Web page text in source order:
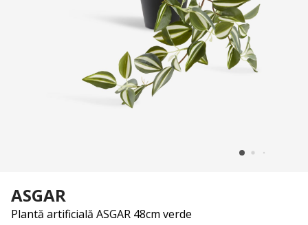
ASGAR
Plantă artificială ASGAR 48cm verde